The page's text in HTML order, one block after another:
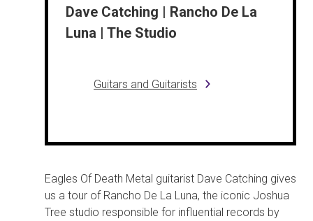
Dave Catching | Rancho De La
Luna | The Studio
Guitars and Guitarists
Eagles Of Death Metal guitarist Dave Catching gives
us a tour of Rancho De La Luna, the iconic Joshua
Tree studio responsible for influential records by